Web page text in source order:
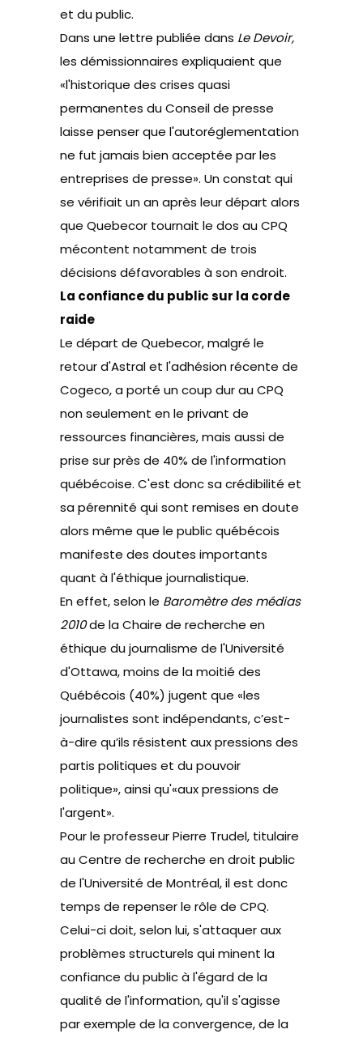
et du public.
Dans une lettre publiée dans Le Devoir,
les démissionnaires expliquaient que
«l'historique des crises quasi
permanentes du Conseil de presse
laisse penser que l'autoréglementation
ne fut jamais bien acceptée par les
entreprises de presse». Un constat qui
se vérifiait un an après leur départ alors
que Quebecor tournait le dos au CPQ
mécontent notamment de trois
décisions défavorables à son endroit.
La confiance du public sur la corde
raide
Le départ de Quebecor, malgré le
retour d'Astral et l'adhésion récente de
Cogeco, a porté un coup dur au CPQ
non seulement en le privant de
ressources financières, mais aussi de
prise sur près de 40% de l'information
québécoise. C'est donc sa crédibilité et
sa pérennité qui sont remises en doute
alors même que le public québécois
manifeste des doutes importants
quant à l'éthique journalistique.
En effet, selon le Baromètre des médias
2010de la Chaire de recherche en
éthique du journalisme de l'Université
d'Ottawa, moins de la moitié des
Québécois (40%) jugent que «les
journalistes sont indépendants, c’est-
à-dire qu’ils résistent aux pressions des
partis politiques et du pouvoir
politique», ainsi qu'«aux pressions de
l'argent».
Pour le professeur Pierre Trudel, titulaire
au Centre de recherche en droit public
de l'Université de Montréal, il est donc
temps de repenser le rôle de CPQ.
Celui-ci doit, selon lui, s'attaquer aux
problèmes structurels qui minent la
confiance du public à l'égard de la
qualité de l'information, qu'il s'agisse
par exemple de la convergence, de la